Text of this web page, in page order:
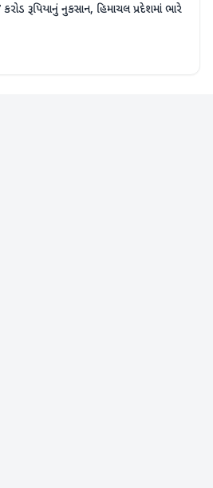
રૂપિયાનું નુકસાન, હિમાચલ પ્રદેશમાં ભારે